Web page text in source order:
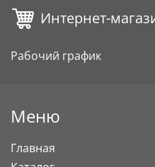
Интернет-
Рабочий график
Меню
Главная